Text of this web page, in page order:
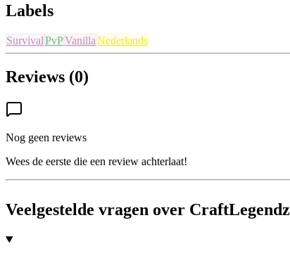
Labels
SurvivalPvPVanillaNederlands
Reviews (0)
Nog geen reviews
Wees de eerste die een review achterlaat!
Veelgestelde vragen over CraftLegendz